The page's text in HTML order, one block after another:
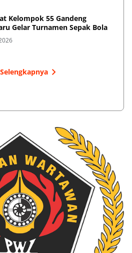
Kelompok 55 Gandeng
Gelar Turnamen Sepak Bola